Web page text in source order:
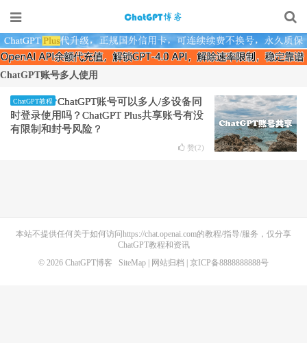
ChatGPT账号多人使用
ChatGPT教程
ChatGPT账号可以多人/多设备同
时登录使用吗？ChatGPT Plus共享账号有没
有限制和封号风险？
赞(2)
本站不提供任何关于如何访问https://chat.openai.com的教程/指导/服务，仅分享
ChatGPT教程和资讯
© 2026 ChatGPT博客 SiteMap | 网站归档 | 京ICP备8888888888号